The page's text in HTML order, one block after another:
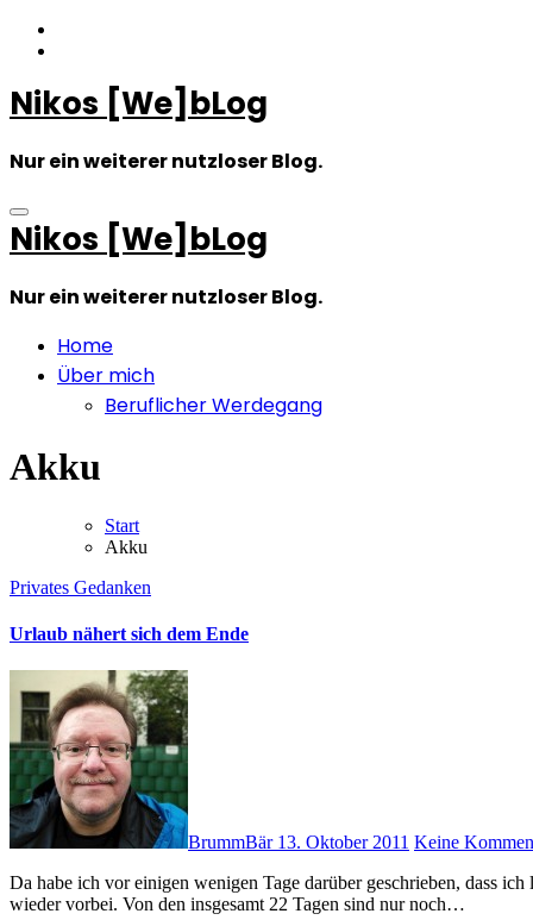
Zum
Inhalt
Nikos [We]bLog
Nur ein weiterer nutzloser Blog.
Nikos [We]bLog
Nur ein weiterer nutzloser Blog.
Home
Über mich
Beruflicher Werdegang
Akku
Start
Akku
Privates Gedanken
Urlaub nähert sich dem Ende
BrummBär 13. Oktober 2011 Keine
Da habe ich vor einigen wenigen Tage darüber geschrieben, dass ich langsam auf „Urlaubsmodus“ umschalte, jetzt ist dieser schon beinahe
wieder vorbei. Von den insgesamt 22 Tagen sind nur noch…